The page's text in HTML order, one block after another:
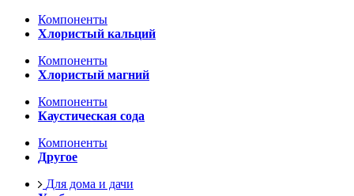
Компоненты
Хлористый кальций
Компоненты
Хлористый магний
Компоненты
Каустическая сода
Компоненты
Другое
Для дома и дачи